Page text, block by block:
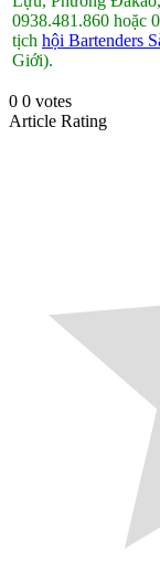
0938.481.860 hoặc
tịch hội Bartenders
Giới).
0 0 votes
Article Rating